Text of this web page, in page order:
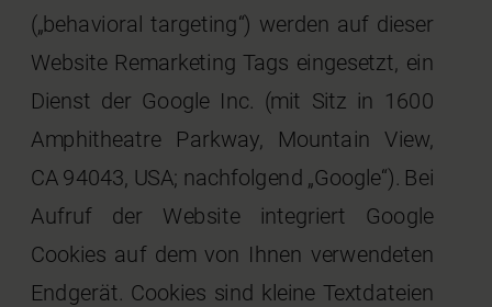
(„behavioral targeting“) werden auf dieser
Website Remarketing Tags eingesetzt, ein
Dienst der Google Inc. (mit Sitz in 1600
Amphitheatre Parkway, Mountain View,
CA 94043, USA; nachfolgend „Google“). Bei
Aufruf der Website integriert Google
Cookies auf dem von Ihnen verwendeten
Endgerät. Cookies sind kleine Textdateien